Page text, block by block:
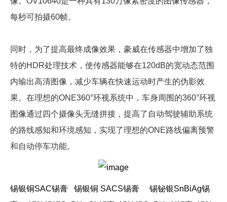
每秒可拍摄60帧。
同时，为了提高最终成像效果，豪威在传感器中增加了独
特的HDR处理技术，使传感器能够在120dB的宽动态范围
内输出高清图像，减少车辆在快速运动时产生的伪影效
果。在理想的ONE360°环视系统中，车身周围的360°环视
图像通过四个摄像头无缝拼接，提高了自动驾驶辅助系统
的路线感知和环境感知，实现了理想的ONE路线偏离预警
和自动停车功能。
锡银铜SAC锡膏 锡银铜 SACS锡膏 锡铋银SnBiAg锡